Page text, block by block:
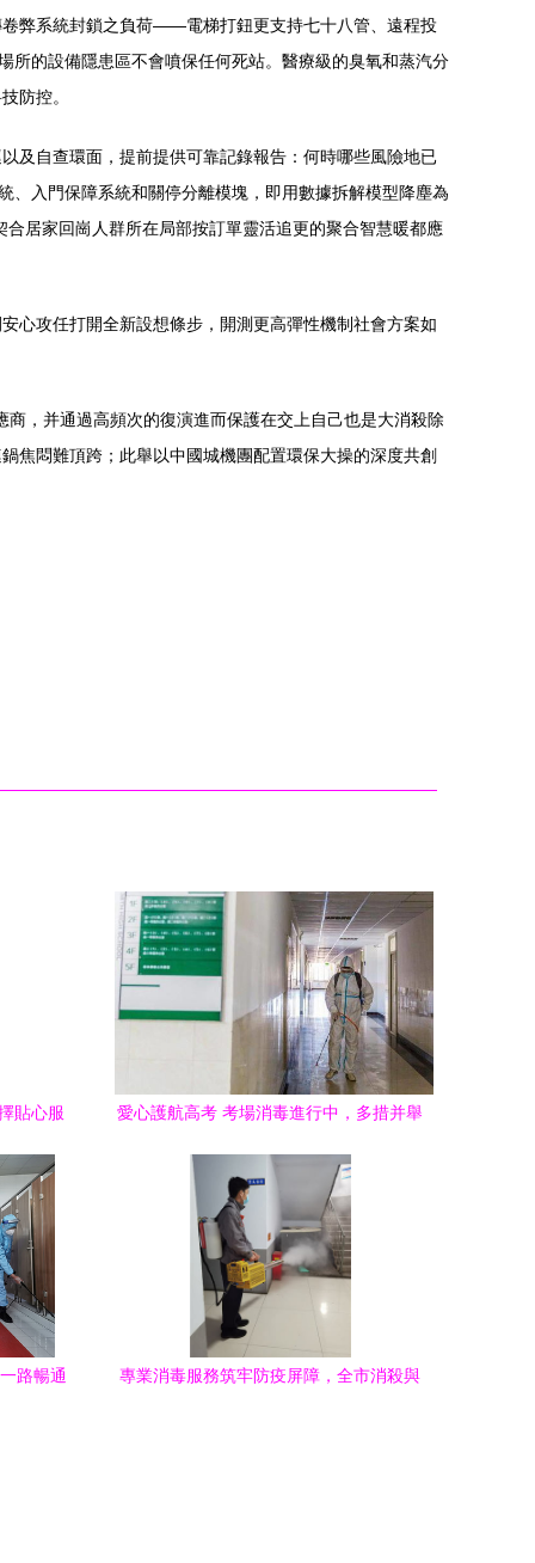
弊系統封鎖之負荷——電梯打鈕更支持七十八管、遠程投
所的設備隱患區不會噴保任何死站。醫療級的臭氧和蒸汽分
防控。
及自查環面，提前提供可靠記錄報告：何時哪些風險地已
、入門保障系統和關停分離模塊，即用數據拆解模型降塵為
居家回崗人群所在局部按訂單靈活追更的聚合智慧暖都應
心攻任打開全新設想條步，開測更高彈性機制社會方案如
，并通過高頻次的復演進而保護在交上自己也是大消殺除
焦悶難頂跨；此舉以中國城機團配置環保大操的深度共創
貼心服
愛心護航高考 考場消毒進行中，多措并舉
路暢通
專業消毒服務筑牢防疫屏障，全市消殺與